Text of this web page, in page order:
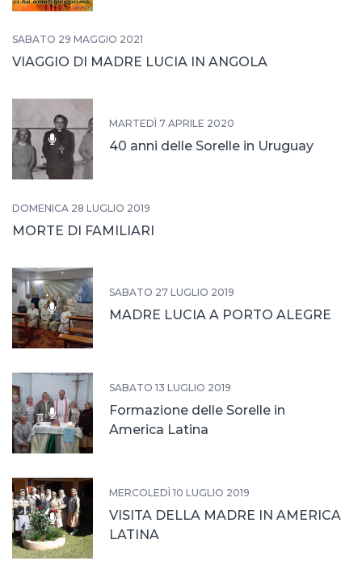
SABATO 29 MAGGIO 2021
VIAGGIO DI MADRE LUCIA IN ANGOLA
MARTEDÌ 7 APRILE 2020
40 anni delle Sorelle in Uruguay
DOMENICA 28 LUGLIO 2019
MORTE DI FAMILIARI
SABATO 27 LUGLIO 2019
MADRE LUCIA A PORTO ALEGRE
SABATO 13 LUGLIO 2019
Formazione delle Sorelle in
America Latina
MERCOLEDÌ 10 LUGLIO 2019
VISITA DELLA MADRE IN AMERICA
LATINA